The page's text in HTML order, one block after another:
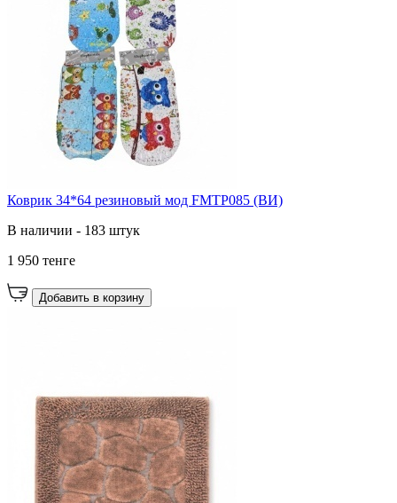
Коврик 34*64 резиновый мод FMTP085 (ВИ)
В наличии - 183 штук
1 950 тенге
Добавить в корзину